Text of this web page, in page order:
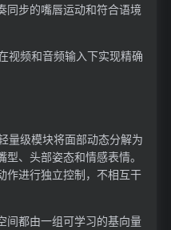
同步的嘴唇运动和符合语境
视频和音频输入下实现精确
量级模块将面部动态分解为
、头部姿态和情感表情。
作进行独立控制，不相互干
间都由一组可学习的基向量